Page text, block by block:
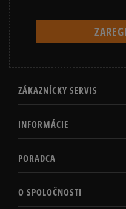
ZÁKAZNÍCKY SERVIS
INFORMÁCIE
PORADCA
O SPOLOČNOSTI